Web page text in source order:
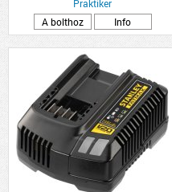
Praktiker
A bolthoz
Info